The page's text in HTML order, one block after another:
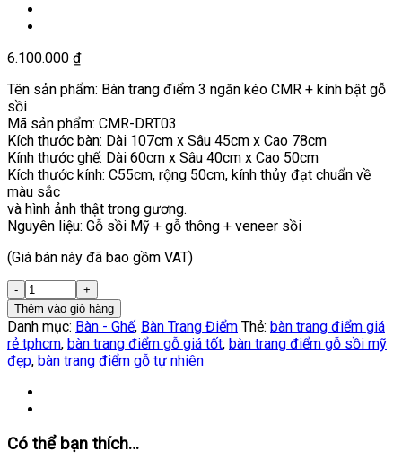
6.100.000 ₫
Tên sản phẩm: Bàn trang điểm 3 ngăn kéo CMR + kính bật gỗ
sồi
Mã sản phẩm: CMR-DRT03
Kích thước bàn: Dài 107cm x Sâu 45cm x Cao 78cm
Kính thước ghế: Dài 60cm x Sâu 40cm x Cao 50cm
Kích thước kính: C55cm, rộng 50cm, kính thủy đạt chuẩn về
màu sắc
và hình ảnh thật trong gương.
Nguyên liệu: Gỗ sồi Mỹ + gỗ thông + veneer sồi
(Giá bán này đã bao gồm VAT)
Thêm vào giỏ hàng
Danh mục: Bàn - Ghế, Bàn Trang Điểm Thẻ: bàn trang điểm giá
rẻ tphcm, bàn trang điểm gỗ giá tốt, bàn trang điểm gỗ sồi mỹ
đẹp, bàn trang điểm gỗ tự nhiên
Có thể bạn thích…